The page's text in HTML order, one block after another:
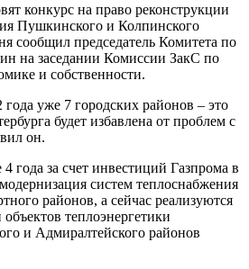
конкурс на право реконструкции
Пушкинского и Колпинского
сообщил председатель Комитета по
на заседании Комиссии ЗакС по
и собственности.
года уже 7 городских районов – это
будет избавлена от проблем с
он.
года за счет инвестиций Газпрома в
систем теплоснабжения
районов, а сейчас реализуются
теплоэнергетики
и Адмиралтейского районов